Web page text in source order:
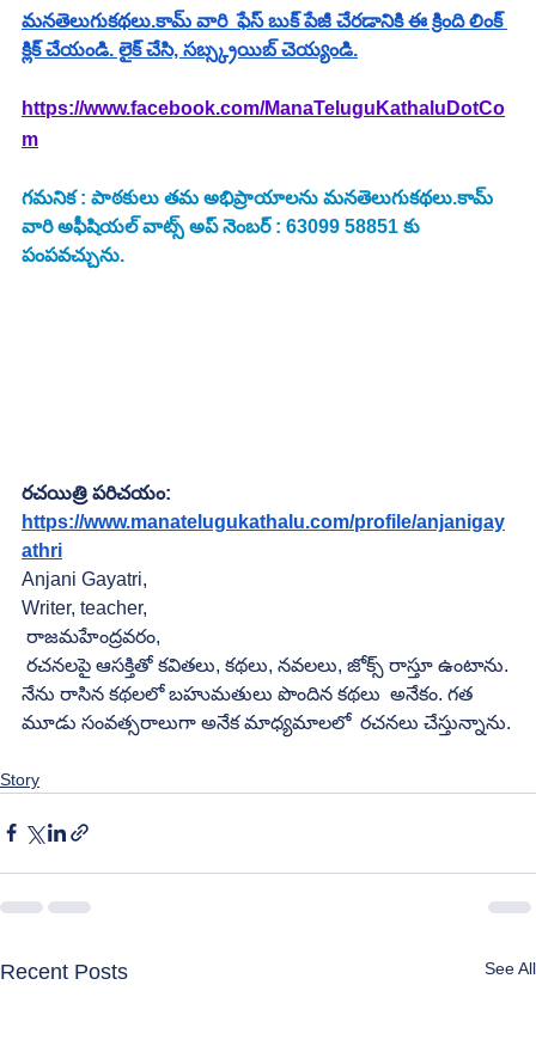
మనతెలుగుకథలు.కామ్ వారి  ఫేస్ బుక్ పేజీ చేరడానికి ఈ క్రింది లింక్
క్లిక్ చేయండి. లైక్ చేసి, సబ్స్క్రయిబ్ చెయ్యండి.
https://www.facebook.com/ManaTeluguKathaluDotCo
m
గమనిక : పాఠకులు తమ అభిప్రాయాలను మనతెలుగుకథలు.కామ్
వారి అఫీషియల్ వాట్స్ అప్ నెంబర్ : 63099 58851 కు
పంపవచ్చును.
రచయిత్రి పరిచయం:
https://www.manatelugukathalu.com/profile/anjanigay
athri
Anjani Gayatri,
Writer, teacher,
రాజమహేంద్రవరం,
నేను రాసిన కథలలో బహుమతులు పొందిన కథలు  అనేకం. గత
మూడు సంవత్సరాలుగా అనేక మాధ్యమాలలో  రచనలు చేస్తున్నాను.
Story
Recent Posts See All